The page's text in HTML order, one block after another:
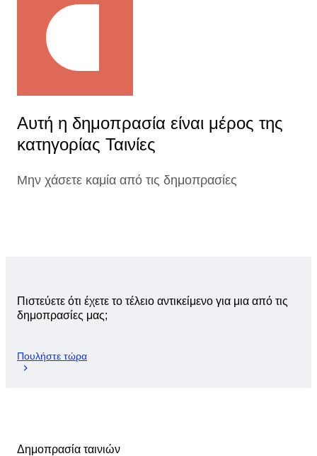
Αυτή η δημοπρασία είναι μέρος της
κατηγορίας Ταινίες
Μην χάσετε καμία από τις δημοπρασίες
Πιστεύετε ότι έχετε το τέλειο αντικείμενο για μια από τις
δημοπρασίες μας;
Πουλήστε τώρα
Δημοπρασία ταινιών